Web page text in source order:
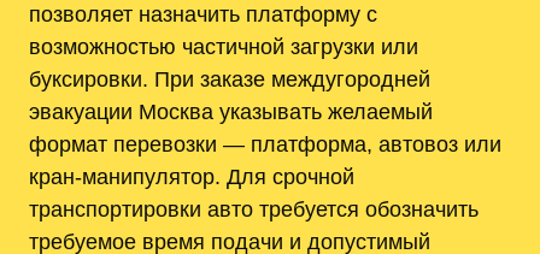
позволяет назначить платформу с
возможностью частичной загрузки или
буксировки. При заказе междугородней
эвакуации Москва указывать желаемый
формат перевозки — платформа, автовоз или
кран-манипулятор. Для срочной
транспортировки авто требуется обозначить
требуемое время подачи и допустимый